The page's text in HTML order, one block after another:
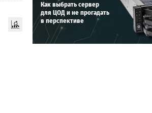
Как выбрать сервер
для ЦОД и не прогадать
в перспективе